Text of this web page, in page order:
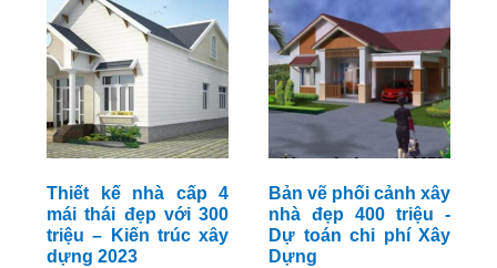
Thiết kế nhà cấp 4
mái thái đẹp với 300
triệu – Kiến trúc xây
dựng 2023
Bản vẽ phối cảnh xây
nhà đẹp 400 triệu -
Dự toán chi phí Xây
Dựng